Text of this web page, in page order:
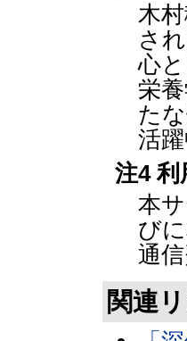
木
さ
心
栄
た
活躍
注4 利
本
び
通
関連